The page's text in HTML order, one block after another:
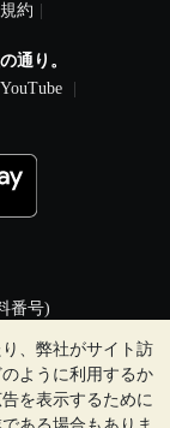
、弊社がサイト訪
ように利用するか
を表示するために
約
通り。
YouTube
番号)